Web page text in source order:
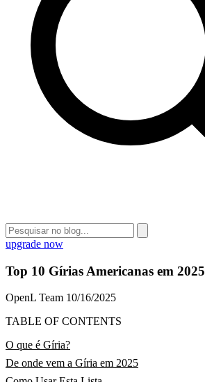
upgrade now
Top 10 Gírias Americanas em 2025
OpenL Team 10/16/2025
TABLE OF CONTENTS
O que é Gíria?
De onde vem a Gíria em 2025